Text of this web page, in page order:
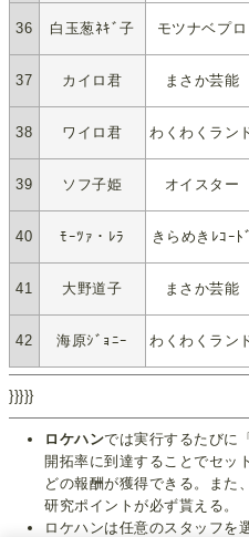
36 白玉葱ﾈｷﾞ子 モツナベプロ
37 カイロ君 まさか芸能
38 ワイロ君 わくわくラン
39 ソフ子姫 オイスター
40 ﾓｰﾂｧ・ﾚﾗ きらめきﾚｺｰﾄﾞ
41 大野道子 まさか芸能
42 海原ｼﾞｮﾆｰ わくわくラン
}}}}}
ロケハンでは実行するたびに
開拓率に到達することでセッ
どの報酬が獲得できる。また
研究ポイントが必ず貰える。
ロケハンは任意のスタッフを